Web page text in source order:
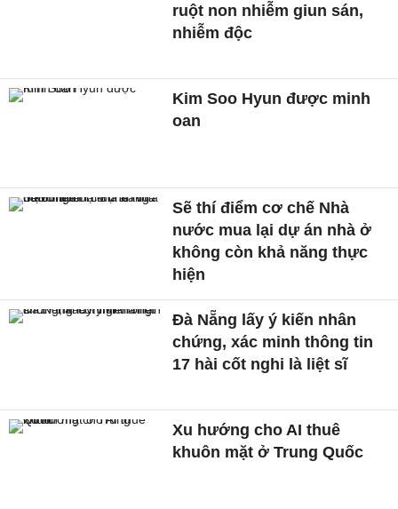
ruột non nhiễm giun sán,
nhiễm độc
Kim Soo Hyun được minh
oan
Sẽ thí điểm cơ chế Nhà
nước mua lại dự án nhà ở
không còn khả năng thực
hiện
Đà Nẵng lấy ý kiến nhân
chứng, xác minh thông tin
17 hài cốt nghi là liệt sĩ
Xu hướng cho AI thuê
khuôn mặt ở Trung Quốc